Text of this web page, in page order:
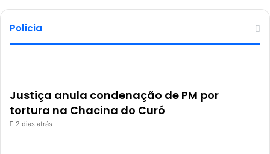
Polícia
Justiça anula condenação de PM por
tortura na Chacina do Curó
2 dias atrás